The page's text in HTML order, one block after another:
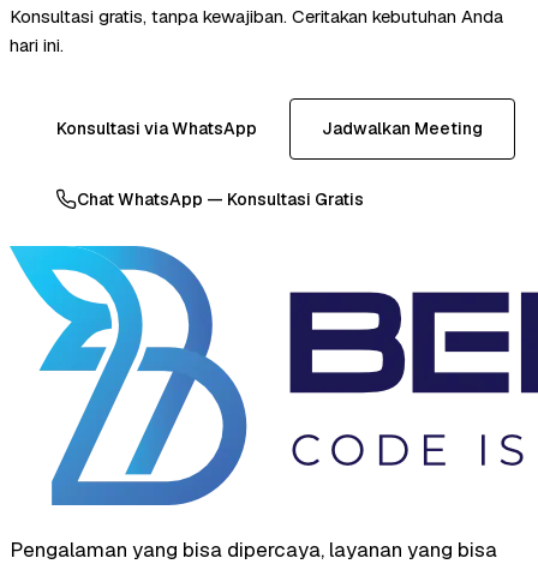
Konsultasi gratis, tanpa kewajiban. Ceritakan kebutuhan Anda
hari ini.
Konsultasi via WhatsApp Jadwalkan Meeting
Chat WhatsApp — Konsultasi Gratis
Pengalaman yang bisa dipercaya, layanan yang bisa